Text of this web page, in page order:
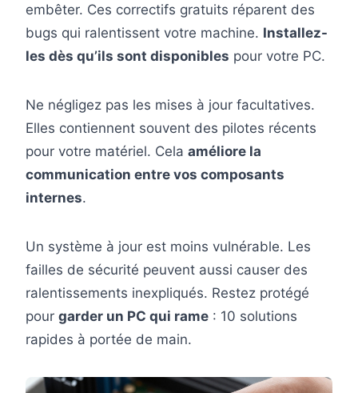
embêter. Ces correctifs gratuits réparent des
bugs qui ralentissent votre machine. Installez-
les dès qu’ils sont disponibles pour votre PC.
Ne négligez pas les mises à jour facultatives.
Elles contiennent souvent des pilotes récents
pour votre matériel. Cela améliore la
communication entre vos composants
internes.
Un système à jour est moins vulnérable. Les
failles de sécurité peuvent aussi causer des
ralentissements inexpliqués. Restez protégé
pour garder un PC qui rame : 10 solutions
rapides à portée de main.